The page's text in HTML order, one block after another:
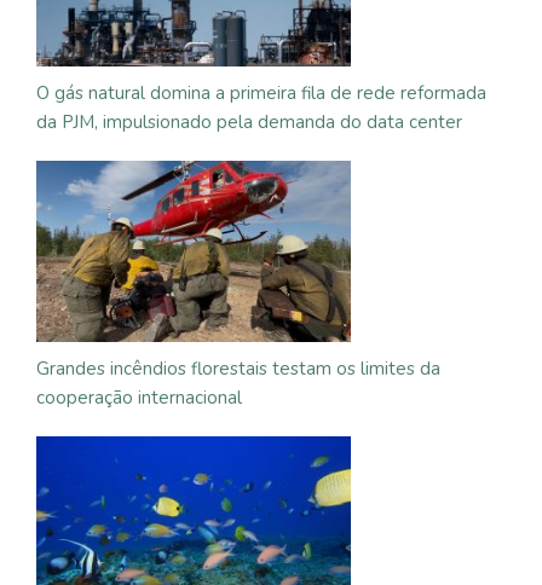
O gás natural domina a primeira fila de rede reformada
da PJM, impulsionado pela demanda do data center
Grandes incêndios florestais testam os limites da
cooperação internacional